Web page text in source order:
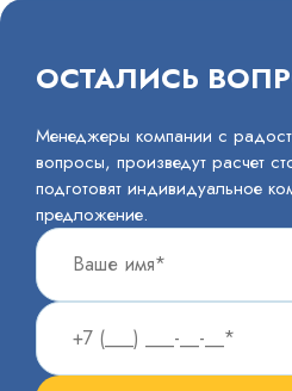
ОСТАЛИСЬ
Менеджеры компании с
вопросы, произведут расчет
подготовят индивидуальное
предложение.